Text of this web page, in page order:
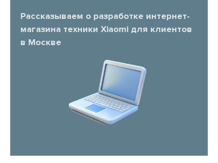
Рассказываем о разработке интернет-
магазина техники Xiaomi для клиентов
в Москве